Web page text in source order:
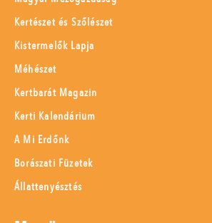
Kertészet és Szőlészet
Kistermelők Lapja
Méhészet
Kertbarát Magazin
Kerti Kalendárium
A Mi Erdőnk
Borászati Füzetek
Állattenyésztés